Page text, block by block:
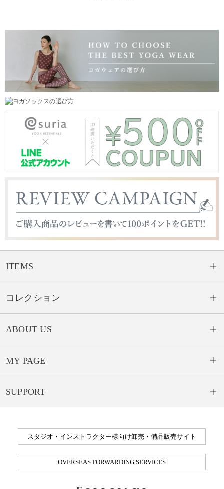
ITEMS
コレクション
ABOUT US
MY PAGE
SUPPORT
スタジオ・インストラクター様向け卸売・備品販売サイト
OVERSEAS FORWARDING SERVICES